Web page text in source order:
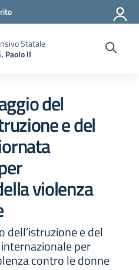
Statale
Paolo II
del
e del
violenza
dell’istruzione e del
per
contro le donne